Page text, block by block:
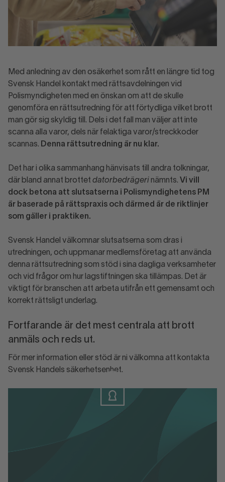
Med anledning av den osäkerhet som rått en längre tid tog
Svensk Handel kontakt med rättsavdelningen vid
Polismyndigheten med en önskan om att de skulle
genomföra en rättsutredning för att förtydliga vilket brott
man gör sig skyldig till. Dels i det fall man väljer att inte
scanna alla varor, dels när felaktiga varor/streckkoder
scannas. Denna rättsutredning är nu klar.
Det har i olika sammanhang hänvisats till andra tolkningar,
där bland annat brottet datorbedrägeri nämnts. Vi vill
dock betona att slutsatserna i Polismyndighetens PM
är baserade på rättspraxis och därmed är de riktlinjer
som gäller i praktiken.
Svensk Handel välkomnar slutsatserna som dras i
utredningen, och uppmanar medlemsföretag att använda
denna rättsutredning som stöd i sina dagliga verksamheter
och vid frågor om hur lagstiftningen ska tillämpas. Det är
viktigt för branschen att arbeta utifrån ett gemensamt och
korrekt rättsligt underlag.
Fortfarande är det mest centrala att brott
anmäls och reds ut.
För mer information eller stöd är ni välkomna att kontakta
Svensk Handels säkerhetsenhet.